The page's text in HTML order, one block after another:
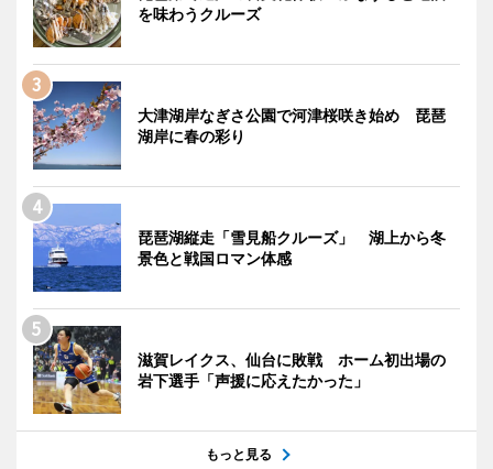
を味わうクルーズ
大津湖岸なぎさ公園で河津桜咲き始め 琵琶
湖岸に春の彩り
琵琶湖縦走「雪見船クルーズ」 湖上から冬
景色と戦国ロマン体感
滋賀レイクス、仙台に敗戦 ホーム初出場の
岩下選手「声援に応えたかった」
もっと見る